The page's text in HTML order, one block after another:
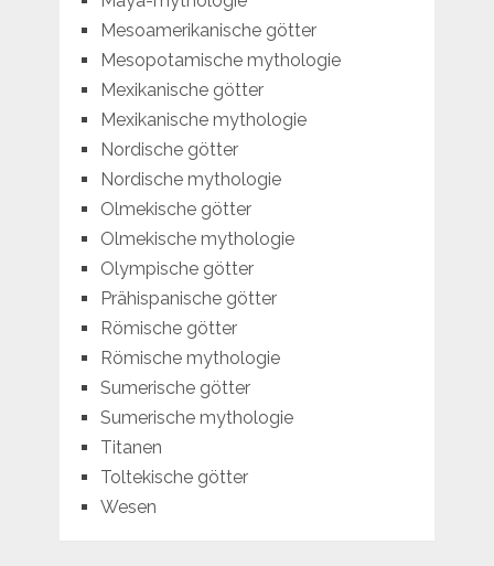
Mesoamerikanische götter
Mesopotamische mythologie
Mexikanische götter
Mexikanische mythologie
Nordische götter
Nordische mythologie
Olmekische götter
Olmekische mythologie
Olympische götter
Prähispanische götter
Römische götter
Römische mythologie
Sumerische götter
Sumerische mythologie
Titanen
Toltekische götter
Wesen